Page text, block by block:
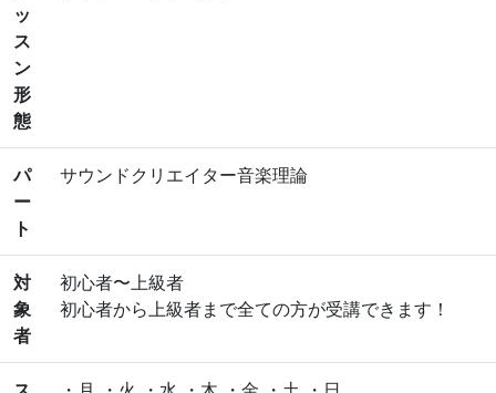
ッ
ス
ン
形
態
パ
ー
ト
サウンドクリエイター音楽理論
対
象
者
初心者〜上級者
初心者から上級者まで全ての方が受講できます！